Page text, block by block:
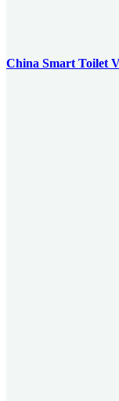
China Smart Toilet